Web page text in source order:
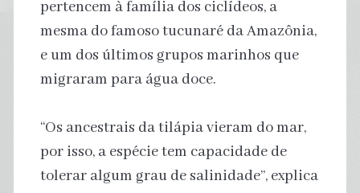
pertencem à família dos ciclídeos, a
mesma do famoso tucunaré da Amazônia,
e um dos últimos grupos marinhos que
migraram para água doce.
“Os ancestrais da tilápia vieram do mar,
por isso, a espécie tem capacidade de
tolerar algum grau de salinidade”, explica